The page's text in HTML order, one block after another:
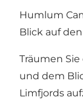
Humlum
Blick auf
Träumen
und dem
Limfjords